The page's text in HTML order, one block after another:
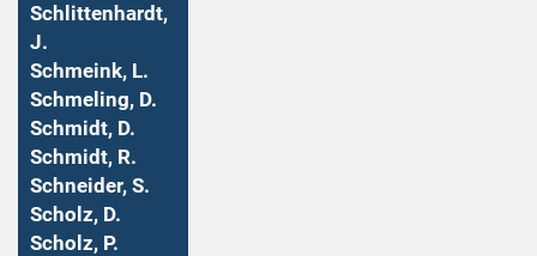
Schlittenhardt,
J.
Schmeink, L.
Schmeling, D.
Schmidt, D.
Schmidt, R.
Schneider, S.
Scholz, D.
Scholz, P.